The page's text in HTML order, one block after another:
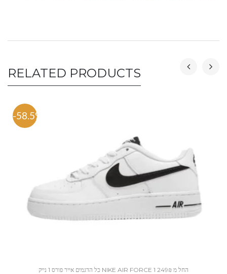
RELATED PRODUCTS
-58.5%
כל הדגמים אייר פורס 1 נייק NIKE AIR FORCE 1 החל מ 249₪